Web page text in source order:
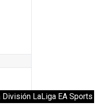
LaLiga EA Sports